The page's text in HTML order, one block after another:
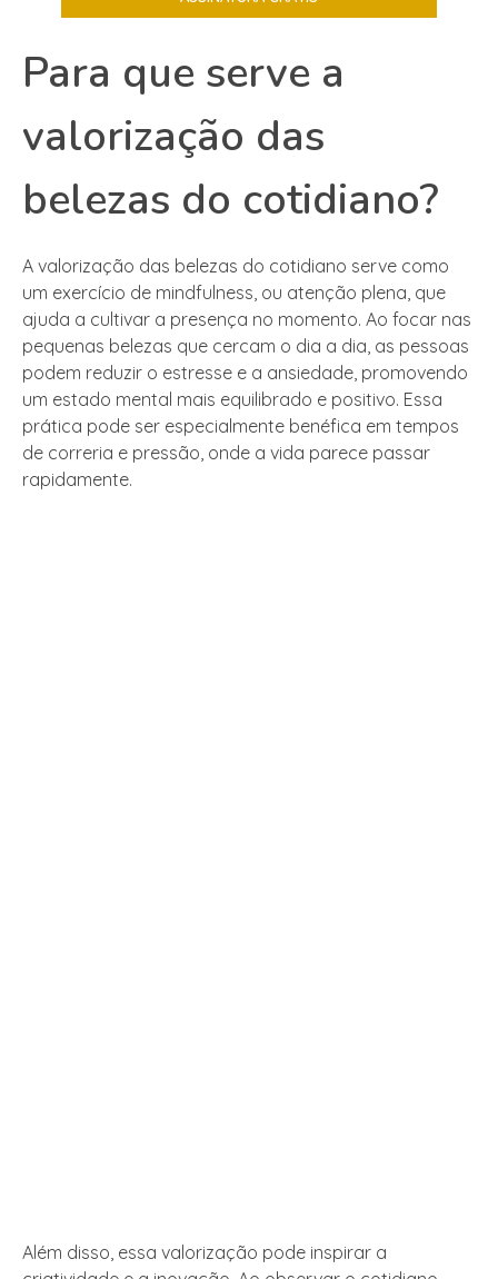
Para que serve a
valorização das
belezas do cotidiano?
A valorização das belezas do cotidiano serve como
um exercício de mindfulness, ou atenção plena, que
ajuda a cultivar a presença no momento. Ao focar nas
pequenas belezas que cercam o dia a dia, as pessoas
podem reduzir o estresse e a ansiedade, promovendo
um estado mental mais equilibrado e positivo. Essa
prática pode ser especialmente benéfica em tempos
de correria e pressão, onde a vida parece passar
rapidamente.
Além disso, essa valorização pode inspirar a